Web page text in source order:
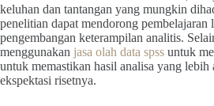
keluhan dan tantangan yang mungkin
penelitian dapat mendorong pembelajaran
pengembangan keterampilan analitis.
menggunakan jasa olah data spss untuk
untuk memastikan hasil analisa yang lebih
ekspektasi risetnya.